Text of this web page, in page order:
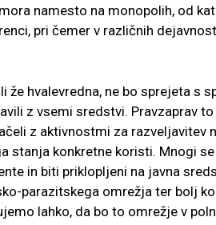
namesto na monopolih, od
pri čemer v različnih
že hvalevredna, ne bo sprejeta s
z vsemi sredstvi. Pravzaprav
z aktivnostmi za razveljavitev
stanja konkretne koristi. Mnogi
in biti priklopljeni na javna
parazitskega omrežja ter bolj
lahko, da bo to omrežje v